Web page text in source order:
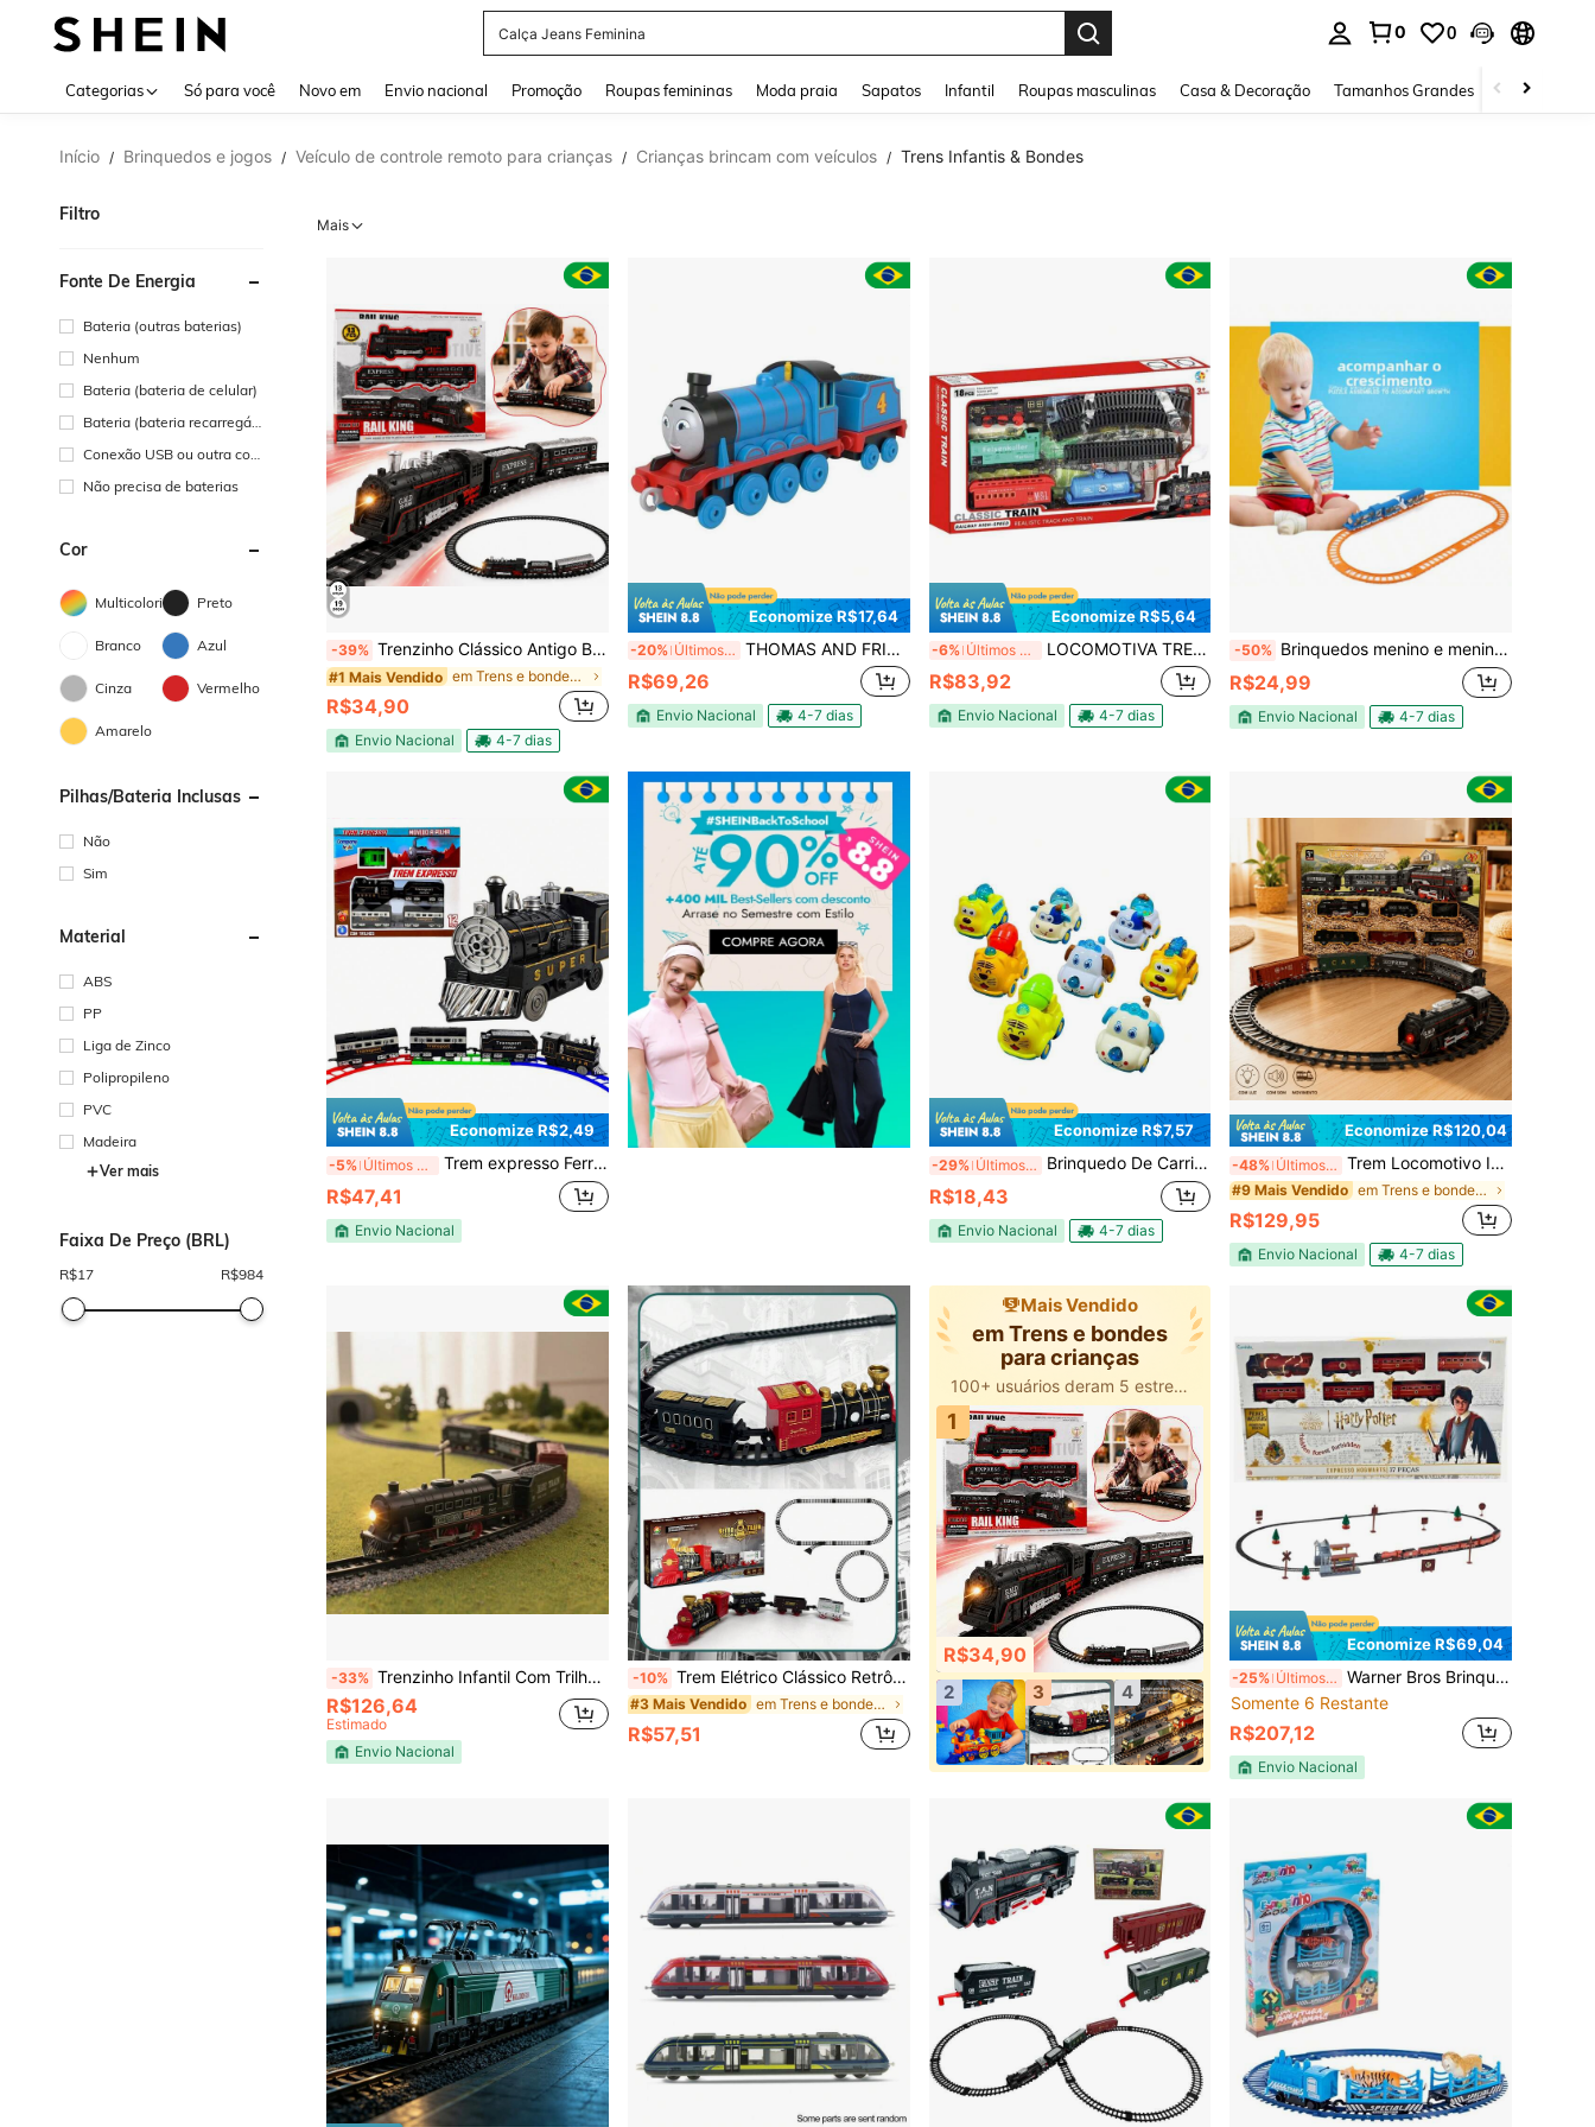
Calça Jeans Feminina
0 0
Categorias Só para você Novo em Envio nacional Promoção Roupas femininas Moda praia Sapatos Infantil Roupas masculinas Casa & Decoração Tamanhos Grandes Joias e
Início / Brinquedos e jogos / Veículo de controle remoto para crianças / Crianças brincam com veículos / Trens Infantis & Bondes
Filtro
Fonte De Energia
Bateria (outras baterias)
Nenhum
Bateria (bateria de celular)
Bateria (bateria recarregáv
Conexão USB ou outra con
Não precisa de baterias
Cor
Multicolorido Preto
Branco Azul
Cinza Vermelho
Amarelo
Pilhas/Bateria Inclusas
Não
Sim
Material
ABS
PP
Liga de Zinco
Polipropileno
PVC
Madeira
Ver mais
Faixa De Preço (BRL)
R$17 R$984
Mais
-39% Trenzinho Clássico Antigo Brinquedo Trem Ferrorama Grande Elétrico Luz Trilhos Locomotiva e vagões
#1 Mais Vendido em Trens e bondes para crianças
R$34,90
Envio Nacional 4-7 dias
Economize R$17,64
-20% Últimos 3 dias THOMAS AND FRIENDS LOCOMOTIVAS GRANDES DIECAST SORTIDOS
R$69,26
Envio Nacional 4-7 dias
Economize R$5,64
-6% Últimos 3 dias LOCOMOTIVA TREM CLÁSSICO COM 18 PEÇAS À PILHA
R$83,92
Envio Nacional 4-7 dias
-50% Brinquedos menino e menina Trenzinho infantil com luz e som trem pilha inclusa
R$24,99
Envio Nacional 4-7 dias
Economize R$2,49
-5% Últimos 3 dias Trem expresso Ferrorama brinquedo Locomotiva 138cm à pilha
R$47,41
Envio Nacional
Economize R$7,57
-29% Últimos 3 dias Brinquedo De Carrinho Fricção De Animal
R$18,43
Envio Nacional 4-7 dias
Economize R$120,04
-48% Últimos 3 dias Trem Locomotivo Infantil Com Luz Trilhos E Vagões Brinquedo Criança Menino Menina Presente Trenzinho Vagão
#9 Mais Vendido em Trens e bondes para crianças
R$129,95
Envio Nacional 4-7 dias
-33% Trenzinho Infantil Com Trilhos E 5 Vagões Trem De Brinquedo Com Luz A Pilha Para Crianças Acima De 3 Anos Ferrorama Infantil Com Trilhos Montáveis Kit Trem Brinquedo Luz Locomotiva A Pilha 2AA Kit Trem Infantil Com Trilho Circular Brinquedo Educativo De Plástico Com Luz E Vagões
R$126,64
Estimado
Envio Nacional
-10% Trem Elétrico Clássico Retrô a Vapor, Conjunto de Trem Elétrico Ferroviário. Conjunto de Brinquedos Clássicos de Trem com Trilhos Ferroviários, Trens Elétricos com Função a Vapor.
#3 Mais Vendido em Trens e bondes para crianças
R$57,51
Mais Vendido
em Trens e bondes
para crianças
100+ usuários deram 5 estrelas
1
R$34,90
2 3 4
Economize R$69,04
-25% Últimos 3 dias
Warner Bros Brinquedo Ferrovia Mágica do - Expresso de - 37 Peças - Candide 37002
Somente 6 Restante
R$207,12
Envio Nacional